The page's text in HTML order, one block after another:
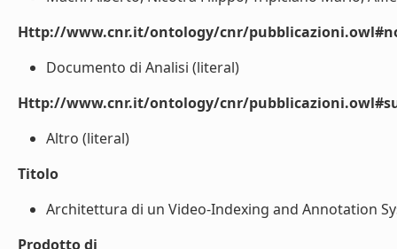
Http://www.cnr.it/ontology/cnr/
Documento di Analisi (literal)
Http://www.cnr.it/ontology/cnr/
Altro (literal)
Titolo
Architettura di un Video-Indexing and Annotation
Prodotto di